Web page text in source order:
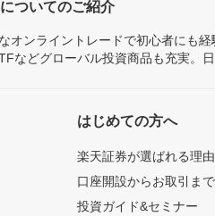
ついてのご紹介
オンライントレードで初心者にも
などグローバル投資商品も充実。
はじめての方へ
楽天証券が選ばれる理由
口座開設からお取引ま
投資ガイド&セミナー